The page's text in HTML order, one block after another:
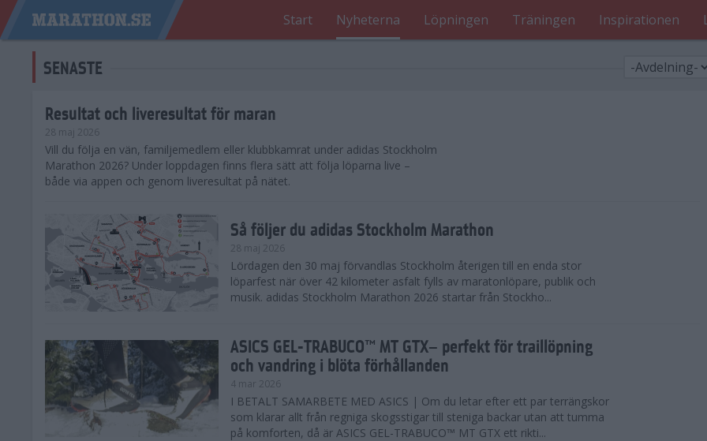
Start Nyheterna Löpningen Träningen Inspirationen
SENASTE
Resultat och liveresultat för maran
28 maj 2026
​Vill du följa en vän, familjemedlem eller klubbkamrat under adidas Stockholm
Marathon 2026? Under loppdagen finns flera sätt att följa löparna live –
både via appen och genom liveresultat på nätet.
Så följer du adidas Stockholm Marathon
28 maj 2026
Lördagen den 30 maj förvandlas Stockholm återigen till en enda stor
löparfest när över 42 kilometer asfalt fylls av maratonlöpare, publik och
musik. adidas Stockholm Marathon 2026 startar från Stockho...
ASICS GEL-TRABUCO™ MT GTX– perfekt för traillöpning
och vandring i blöta förhållanden
4 mar 2026
I BETALT SAMARBETE MED ASICS | Om du letar efter ett par terrängskor
som klarar allt från regniga skogsstigar till steniga backar utan att tumma
på komforten, då är ASICS GEL-TRABUCO™ MT GTX ett rikti...